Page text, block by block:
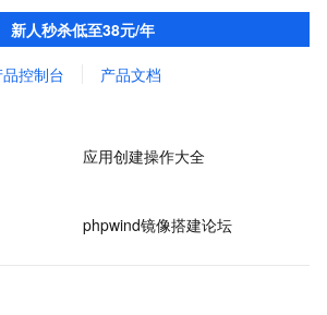
新人秒杀低至38元/年
品控制台 产品文档
应用创建操作大全
phpwind镜像搭建论坛